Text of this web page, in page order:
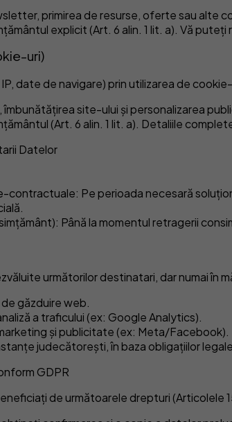
primirea de resurse, oferte sau alte
explicit (Art. 6 alin. 1 lit. a). Vă
uri)
date de navigare) prin utilizarea de
îmbunătățirea site-ului și personalizarea
(Art. 6 alin. 1 lit. a). Detaliile
Datelor
contractuale: Pe perioada necesară
Până la momentul retragerii
următorilor destinatari, dar numai în
de găzduire web.
a traficului (ex: Google Analytics).
și publicitate (ex: Meta/Facebook).
judecătorești, în baza obligațiilor
GDPR
de următoarele drepturi (Articolele